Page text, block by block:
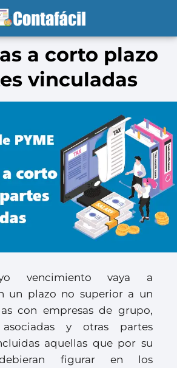
a corto plazo
vinculadas
vencimiento vaya a
un plazo no superior a un
con empresas de grupo,
y otras partes
aquellas que por su
debieran figurar en los